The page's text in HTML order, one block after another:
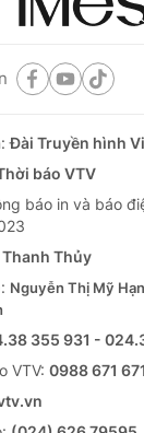
Đài Truyền hình
báo VTV
báo in và báo
Thủy
Nguyễn Thị Mỹ
355 931 -
VTV: 0988 671 671